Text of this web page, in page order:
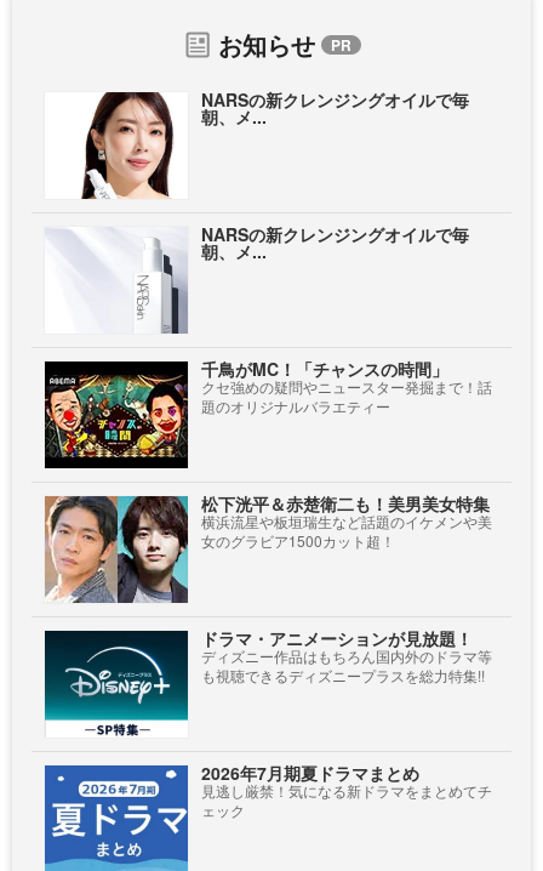
お知らせ
NARSの新クレンジングオイルで毎
朝、メ...
NARSの新クレンジングオイルで毎
朝、メ...
千鳥がMC！「チャンスの時間」
クセ強めの疑問やニュースター発掘まで！話
題のオリジナルバラエティー
松下洸平＆赤楚衛二も！美男美女特集
横浜流星や板垣瑞生など話題のイケメンや美
女のグラビア1500カット超！
ドラマ・アニメーションが見放題！
ディズニー作品はもちろん国内外のドラマ等
も視聴できるディズニープラスを総力特集!!
2026年7月期夏ドラマまとめ
見逃し厳禁！気になる新ドラマをまとめてチ
ェック